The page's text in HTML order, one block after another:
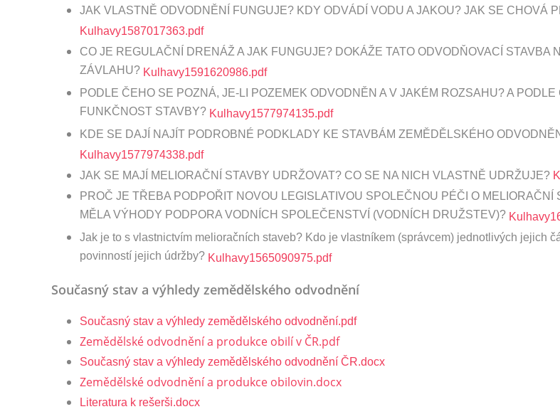
JAK VLASTNĚ ODVODNĚNÍ FUNGUJE? KDY ODVÁDÍ VODU A JAKOU? JAK SE CHOVÁ
Kulhavy1587017363.pdf
CO JE REGULAČNÍ DRENÁŽ A JAK FUNGUJE? DOKÁŽE TATO ODVODŇOVACÍ STAVBA
ZÁVLAHU? Kulhavy1591620986.pdf
PODLE ČEHO SE POZNÁ, JE-LI POZEMEK ODVODNĚN A V JAKÉM ROZSAHU? A
FUNKČNOST STAVBY? Kulhavy1577974135.pdf
KDE SE DAJÍ NAJÍT PODROBNÉ PODKLADY KE STAVBÁM ZEMĚDĚLSKÉHO
Kulhavy1577974338.pdf
JAK SE MAJÍ MELIORAČNÍ STAVBY UDRŽOVAT? CO SE NA NICH VLASTNĚ UDRŽUJE?
PROČ JE TŘEBA PODPOŘIT NOVOU LEGISLATIVOU SPOLEČNOU PÉČI O MELIORAČNÍ
MĚLA VÝHODY PODPORA VODNÍCH SPOLEČENSTVÍ (VODNÍCH DRUŽSTEV)?
Jak je to s vlastnictvím melioračních staveb? Kdo je vlastníkem (správcem) jednotlivých jejich
povinností jejich údržby? Kulhavy1565090975.pdf
Současný stav a výhledy zemědělského odvodnění
Současný stav a výhledy zemědělského odvodnění.pdf
Zemědělské odvodnění a produkce obilí v ČR.pdf
Současný stav a výhledy zemědělského odvodnění ČR.docx
Zemědělské odvodnění a produkce obilovin.docx
Literatura k rešerši.docx